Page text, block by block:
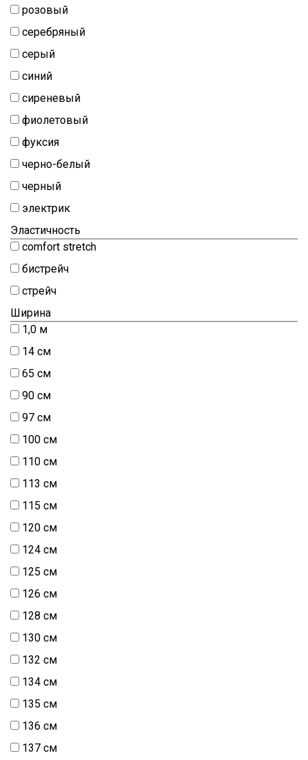
розовый
серебряный
серый
синий
сиреневый
фиолетовый
фуксия
черно-белый
черный
электрик
Эластичность
comfort stretch
бистрейч
стрейч
Ширина
1,0 м
14 см
65 см
90 см
97 см
100 см
110 см
113 см
115 см
120 см
124 см
125 см
126 см
128 см
130 см
132 см
134 см
135 см
136 см
137 см